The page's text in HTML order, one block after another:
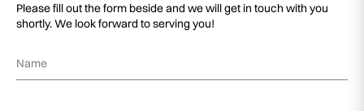
Please fill out the form beside and we will get in touch with you
shortly. We look forward to serving you!